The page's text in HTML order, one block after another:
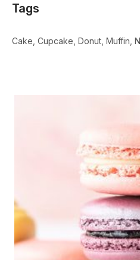
Tags
Cake Cupcake Donut Muffin